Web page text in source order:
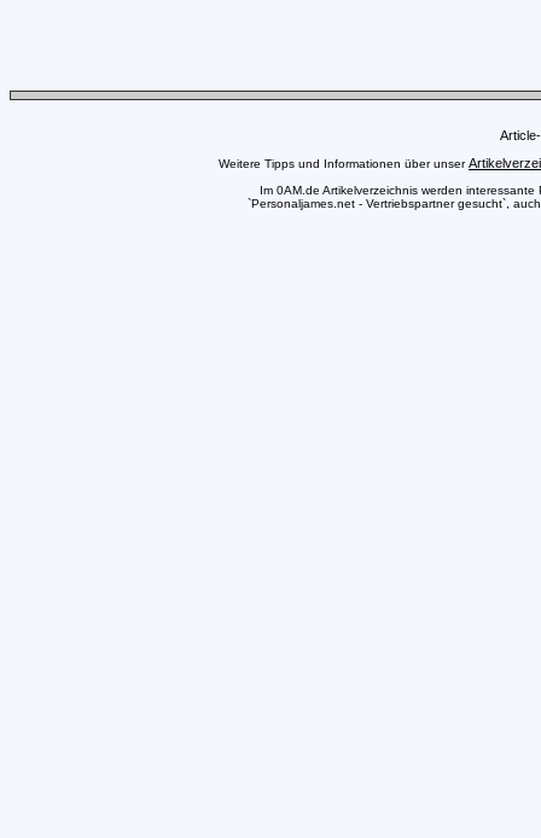
Weitere Tipps und Informationen über unser
Im 0AM.de Artikelverzeichnis werden
`Personaljames.net - Vertriebspartner gesucht`,